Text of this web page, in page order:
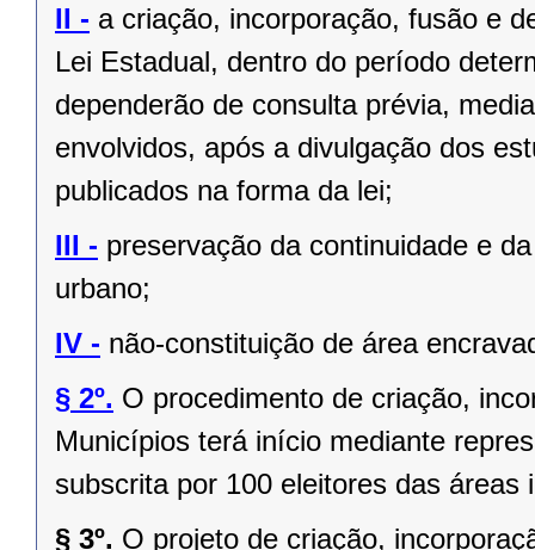
II - a criação, incorporação, fusão e
Lei Estadual, dentro do período
dependerão de consulta prévia,
envolvidos, após a divulgação dos
publicados na forma da lei;
III - preservação da continuidade e
urbano;
IV - não-constituição de área
§ 2º. O procedimento de criação,
Municípios terá início mediante
subscrita por 100 eleitores das
§ 3º. O projeto de criação,